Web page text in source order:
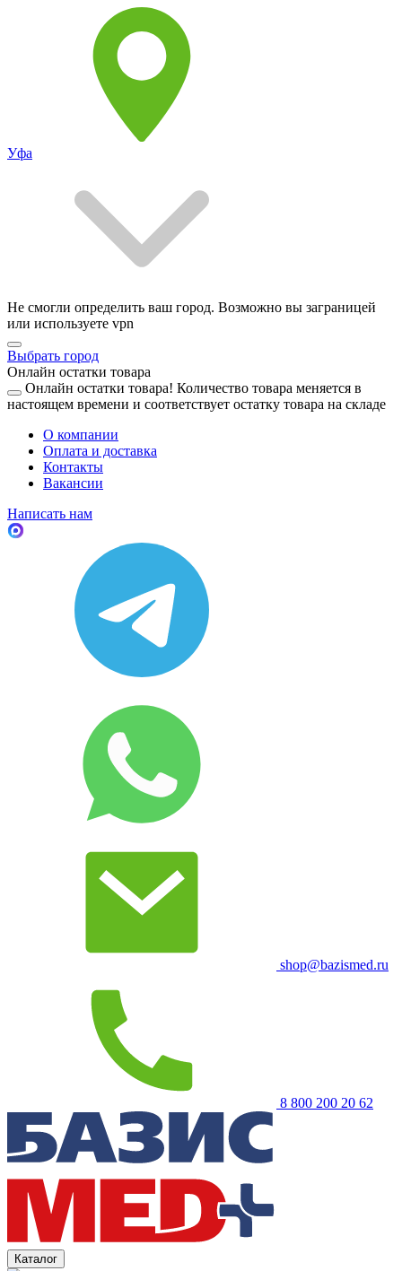
Уфа
Не смогли определить ваш город. Возможно вы заграницей
или используете vpn
Выбрать город
Онлайн остатки товара
Онлайн остатки товара! Количество товара меняется в
настоящем времени и соответствует остатку товара на складе
О компании
Оплата и доставка
Контакты
Вакансии
Написать нам
shop@bazismed.ru
8 800 200 20 62
Каталог